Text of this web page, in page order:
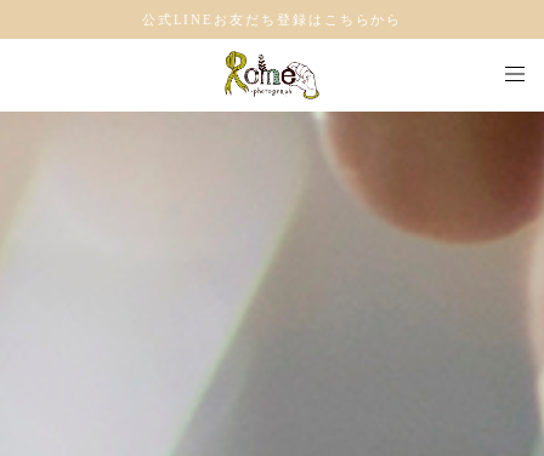
公式LINEお友だち登録はこちらから